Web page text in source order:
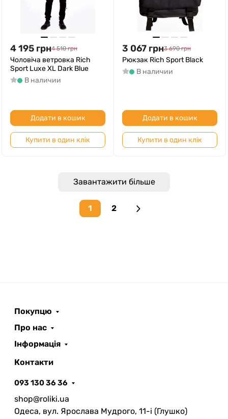
4 195 грн4 510 грн
Чоловіча ветровка Rich
Sport Luxe XL Dark Blue
В наличии
Додати в кошик
Купити в один клік
3 067 грн3 690 грн
Рюкзак Rich Sport Black
В наличии
Додати в кошик
Купити в один клік
Завантажити більше
1 2
Next page
Покупцю
Про нас
Інформація
Контакти
093 130 36 36
shop@roliki.ua
Одеса, вул. Ярослава Мудрого, 11-i (Глушко)